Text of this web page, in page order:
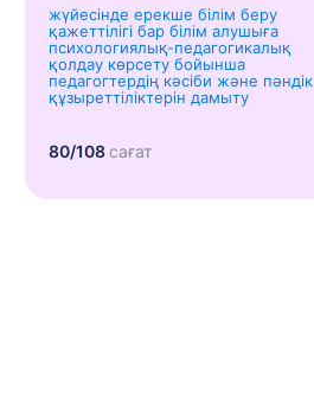
жүйесінде ерекше білім беру
қажеттілігі бар білім алушыға
психологиялық-педагогикалық
қолдау көрсету бойынша
педагогтердің кәсіби және пәндік
құзыреттіліктерін дамыту
80/108сағат